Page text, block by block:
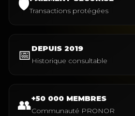
🛡️Transactions protégées
📅 DEPUIS 2019
Historique consultable
👥+50 000 MEMBRES
Communauté PRONOR